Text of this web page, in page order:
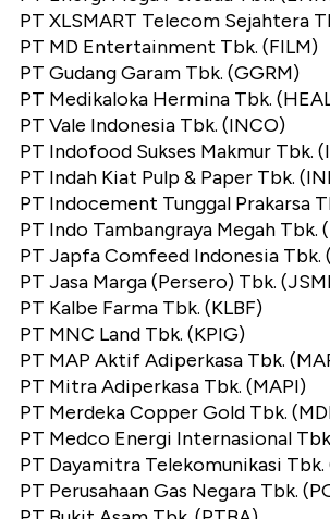
PT XLSMART Telecom Sejahtera
PT MD Entertainment Tbk. (FILM)
PT Gudang Garam Tbk. (GGRM)
PT Medikaloka Hermina Tbk.
PT Vale Indonesia Tbk. (INCO)
PT Indofood Sukses Makmur Tbk.
PT Indah Kiat Pulp & Paper Tbk.
PT Indocement Tunggal Prakarsa
PT Indo Tambangraya Megah Tbk.
PT Japfa Comfeed Indonesia Tbk.
PT Jasa Marga (Persero) Tbk.
PT Kalbe Farma Tbk. (KLBF)
PT MNC Land Tbk. (KPIG)
PT MAP Aktif Adiperkasa Tbk.
PT Mitra Adiperkasa Tbk. (MAPI)
PT Merdeka Copper Gold Tbk.
PT Medco Energi Internasional
PT Dayamitra Telekomunikasi Tbk.
PT Perusahaan Gas Negara Tbk.